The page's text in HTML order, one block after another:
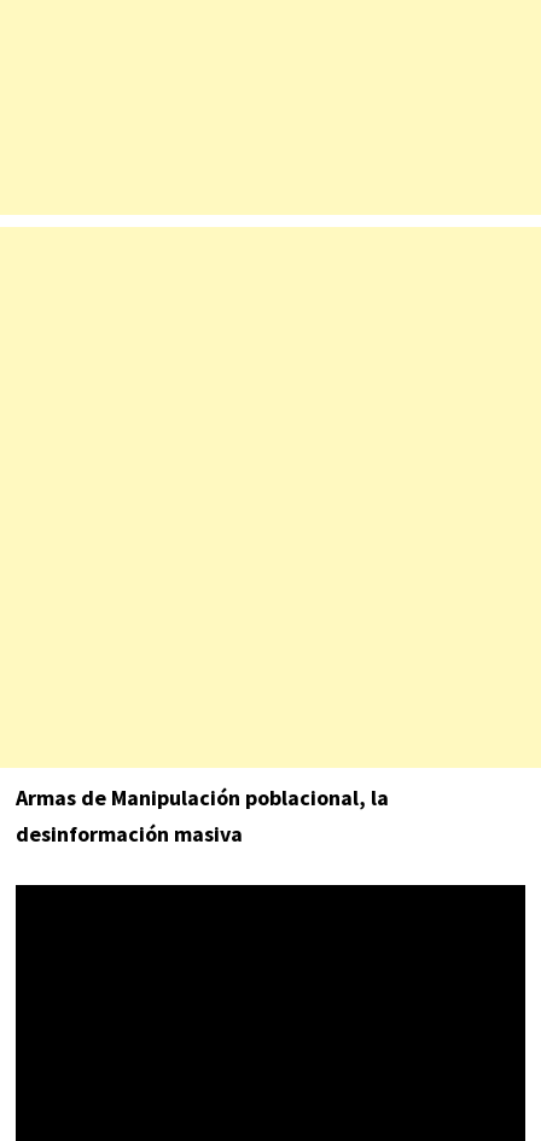
Armas de Manipulación poblacional, la
desinformación masiva